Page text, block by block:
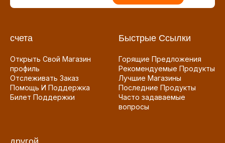
счета
Открыть Свой Магазин
профиль
Отслеживать Заказ
Помощь И Поддержка
Билет Поддержки
Быстрые Ссылки
Горящие Предложения
Рекомендуемые Продукты
Лучшие Магазины
Последние Продукты
Часто задаваемые
вопросы